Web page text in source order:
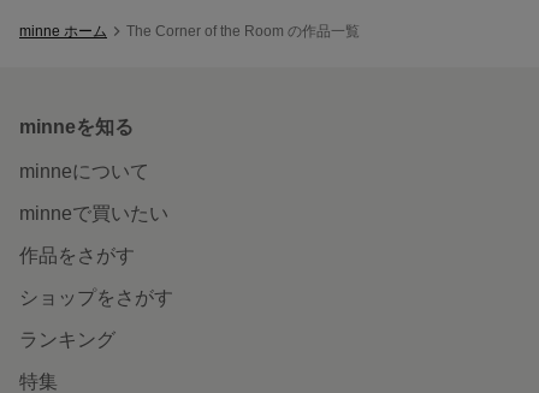
minne ホーム The Corner of the Room の作品一覧
minneを知る
minneについて
minneで買いたい
作品をさがす
ショップをさがす
ランキング
特集